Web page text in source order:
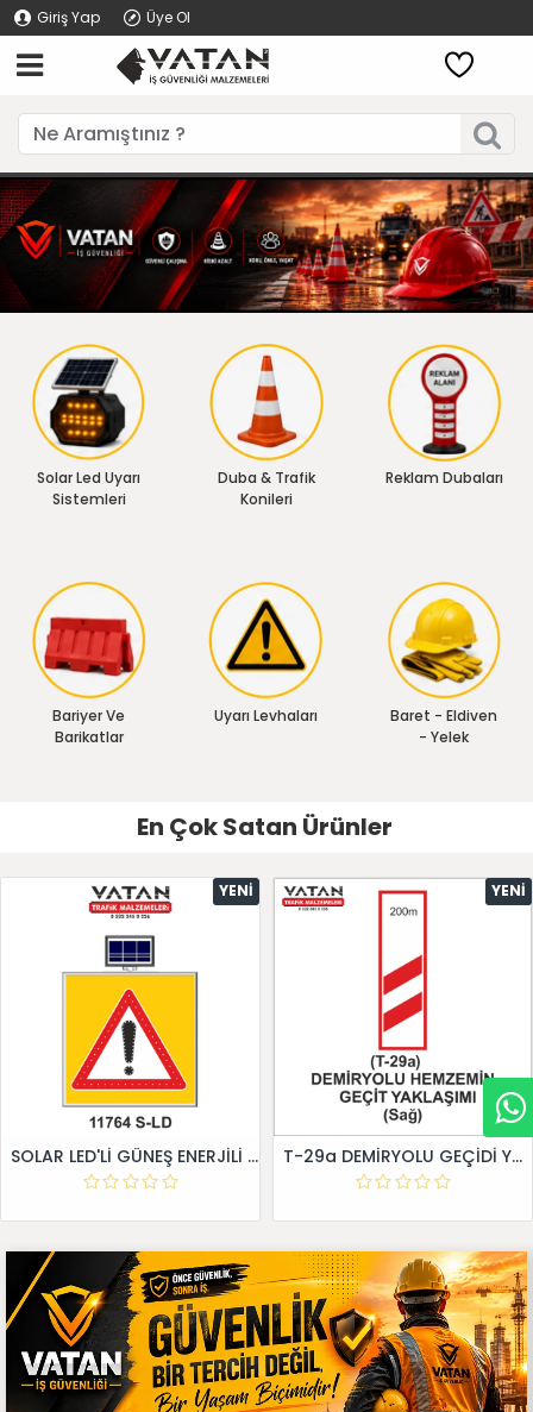
Giriş Yap Üye Ol
Solar Led Uyarı
Sistemleri
Duba & Trafik
Konileri
Reklam Dubaları
Bariyer Ve
Barikatlar
Uyarı Levhaları
Baret - Eldiven
- Yelek
En Çok Satan Ürünler
YENI
SOLAR LED'Lİ GÜNEŞ ENERJİLİ LEVHA
YENI
T-29a DEMİRYOLU GEÇİDİ YAKLAŞIM LEVHALARI (Sağ)